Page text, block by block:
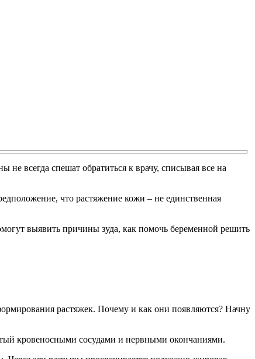
всегда спешат обратиться к врачу, списывая все на
что растяжение кожи – не единственная
выявить причины зуда, как помочь беременной решить
растяжек. Почему и как они появляются? Начну
кровеносными сосудами и нервными окончаниями.